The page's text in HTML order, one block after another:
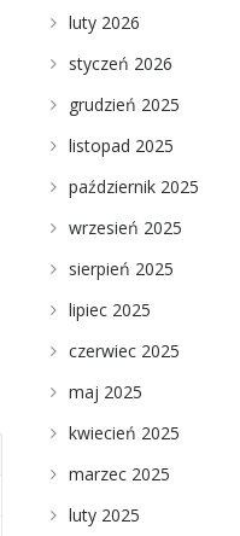
luty 2026
styczeń 2026
grudzień 2025
listopad 2025
październik 2025
wrzesień 2025
sierpień 2025
lipiec 2025
czerwiec 2025
maj 2025
kwiecień 2025
marzec 2025
luty 2025